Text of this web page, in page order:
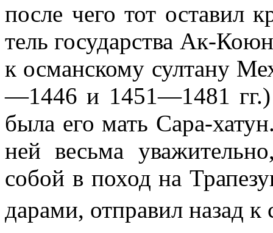
после чего тот оставил
тель государства Ак-
к османскому султану
—1446 и 1451—1481 гг.)
была его мать Сара-
ней весьма
собой в поход на
дарами, отправил назад к